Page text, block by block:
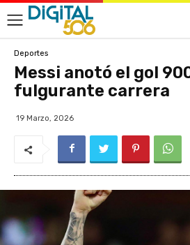
Deportes
Messi anotó el gol
fulgurante carrera
19 Marzo, 2026